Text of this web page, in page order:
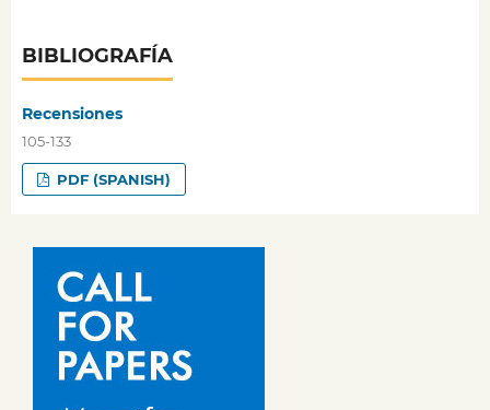
BIBLIOGRAFÍA
Recensiones
105-133
PDF (SPANISH)